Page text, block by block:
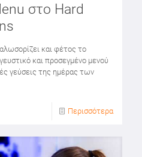
στο Hard
και φέτος το
και προσεγμένο μενού
γεύσεις της ημέρας των
Περισσότερα